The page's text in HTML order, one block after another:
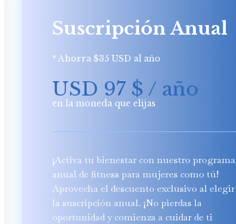
Suscripción Anual
* Ahorra $35 USD al año
USD 97 $ / año
en la moneda que elijas
¡Activa tu bienestar con nuestro programa
anual de fitness para mujeres como tú!
Aprovecha el descuento exclusivo al elegir
la suscripción anual. ¡No pierdas la
oportunidad y comienza a cuidar de ti